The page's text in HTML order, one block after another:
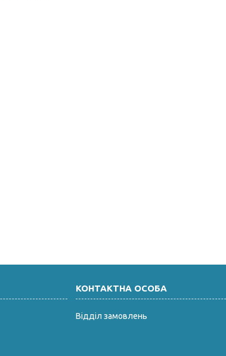
Відділ замовлень